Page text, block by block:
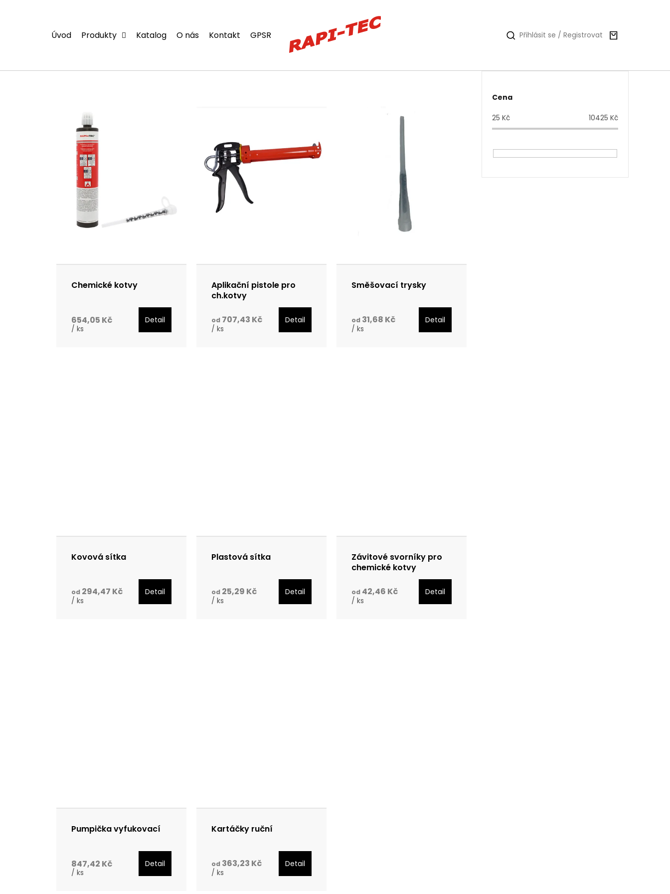
Úvod Produkty Katalog O nás Kontakt GPSR Přihlásit se / Registrovat
o
Cena
25 Kč 10425 Kč
Chemické kotvy
654,05 Kč
/ ks
Detail
Aplikační pistole pro
ch.kotvy
od707,43 Kč
/ ks
Detail
Směšovací trysky
od31,68 Kč
/ ks
Detail
Kovová sítka
od 294,47 Kč
/ ks
Detail
Plastová sítka
od25,29 Kč
/ ks
Detail
Závitové svorníky pro
chemické kotvy
od42,46 Kč
/ ks
Detail
Pumpička vyfukovací
847,42 Kč
/ ks
Detail
Kartáčky ruční
od363,23 Kč
/ ks
Detail